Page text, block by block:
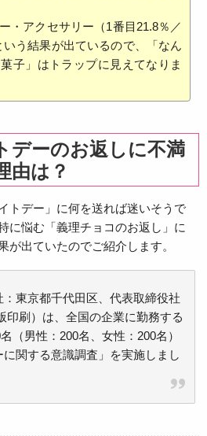
・アクセサリー（1番目21.8％／
いう結果が出ているので、「なん
子」はトラップに見えてなりま
デーのお返しに不満
由は？
トデー」に何を送れば迷いそうで
に悩む「義理チョコのお返し」に
が出ていたのでご紹介します。
東京都千代田区、代表取締役社
印刷）は、全国の企業に勤務する
（男性：200名、女性：200名）
関する意識調査」を実施しまし